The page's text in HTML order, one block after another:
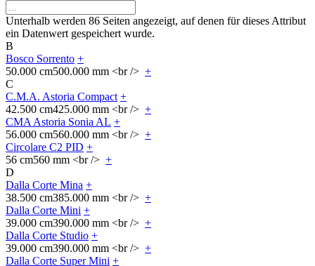
Unterhalb werden 86 Seiten angezeigt, auf denen für dieses Attribut
ein Datenwert gespeichert wurde.
B
Bosco Sorrento +
50.000 cm500.000 mm <br /> +
C
C.M.A. Astoria Compact +
42.500 cm425.000 mm <br /> +
CMA Astoria Sonia AL +
56.000 cm560.000 mm <br /> +
Circolare C2 PID +
56 cm560 mm <br /> +
D
Dalla Corte Mina +
38.500 cm385.000 mm <br /> +
Dalla Corte Mini +
39.000 cm390.000 mm <br /> +
Dalla Corte Studio +
39.000 cm390.000 mm <br /> +
Dalla Corte Super Mini +